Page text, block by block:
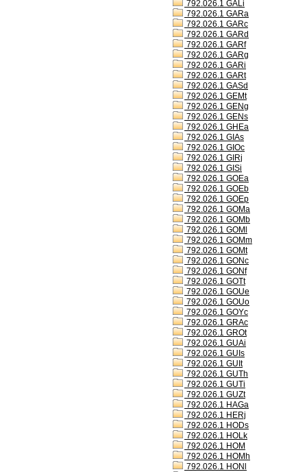
792.026.1 GALi
792.026.1 GARa
792.026.1 GARc
792.026.1 GARd
792.026.1 GARf
792.026.1 GARg
792.026.1 GARi
792.026.1 GARt
792.026.1 GASd
792.026.1 GEMt
792.026.1 GENg
792.026.1 GENs
792.026.1 GHEa
792.026.1 GIAs
792.026.1 GIOc
792.026.1 GIRj
792.026.1 GISi
792.026.1 GOEa
792.026.1 GOEb
792.026.1 GOEp
792.026.1 GOMa
792.026.1 GOMb
792.026.1 GOMl
792.026.1 GOMm
792.026.1 GOMt
792.026.1 GONc
792.026.1 GONf
792.026.1 GOTt
792.026.1 GOUe
792.026.1 GOUo
792.026.1 GOYc
792.026.1 GRAc
792.026.1 GROt
792.026.1 GUAi
792.026.1 GUIs
792.026.1 GUIt
792.026.1 GUTh
792.026.1 GUTi
792.026.1 GUZt
792.026.1 HAGa
792.026.1 HERj
792.026.1 HODs
792.026.1 HOLk
792.026.1 HOM
792.026.1 HOMh
792.026.1 HONl